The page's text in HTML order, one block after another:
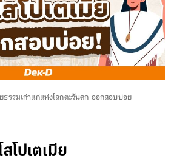
ยธรรมเก่าแก่แห่งโลกตะวันตก ออกสอบบ่อย
โปเตเมีย